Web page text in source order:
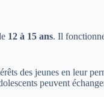
12 à 15 ans. Il
des jeunes en leur
peuvent